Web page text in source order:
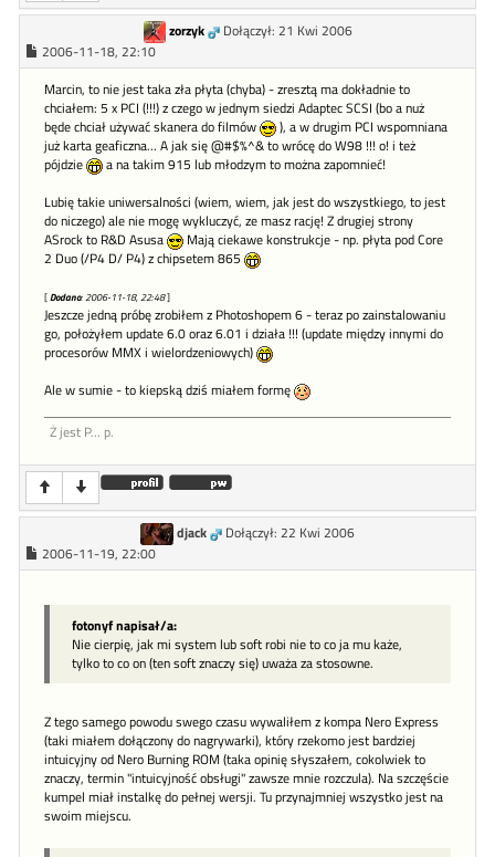
zorzyk
Dołączył: 21 Kwi 2006
2006-11-18, 22:10
Marcin, to nie jest taka zła płyta (chyba) - zresztą ma dokładnie to
chciałem: 5 x PCI (!!!) z czego w jednym siedzi Adaptec SCSI (bo a nuż
będe chciał używać skanera do filmów
), a w drugim PCI wspomniana
już karta geaficzna... A jak się @#$%^& to wrócę do W98 !!! o! i też
pójdzie
a na takim 915 lub młodzym to można zapomnieć!
Lubię takie uniwersalności (wiem, wiem, jak jest do wszystkiego, to jest
do niczego) ale nie mogę wykluczyć, ze masz rację! Z drugiej strony
ASrock to R&D Asusa
Mają ciekawe konstrukcje - np. płyta pod Core
2 Duo (/P4 D/ P4) z chipsetem 865
[Dodano: 2006-11-18, 22:48]
Jeszcze jedną próbę zrobiłem z Photoshopem 6 - teraz po zainstalowaniu
go, położyłem update 6.0 oraz 6.01 i działa !!! (update między innymi do
procesorów MMX i wielordzeniowych)
Ale w sumie - to kiepską dziś miałem formę
Ż jest P... p.
djack
Dołączył: 22 Kwi 2006
2006-11-19, 22:00
fotonyf napisał/a:
Nie cierpię, jak mi system lub soft robi nie to co ja mu każe,
tylko to co on (ten soft znaczy się) uważa za stosowne.
Z tego samego powodu swego czasu wywaliłem z kompa Nero Express
(taki miałem dołączony do nagrywarki), który rzekomo jest bardziej
intuicyjny od Nero Burning ROM (taka opinię słyszałem, cokolwiek to
znaczy, termin "intuicyjność obsługi" zawsze mnie rozczula). Na szczęście
kumpel miał instalkę do pełnej wersji. Tu przynajmniej wszystko jest na
swoim miejscu.